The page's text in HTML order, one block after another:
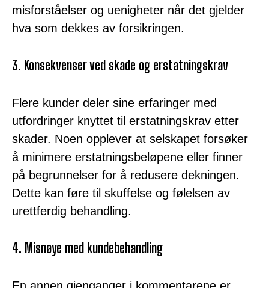
misforståelser og uenigheter når det gjelder
hva som dekkes av forsikringen.
3. Konsekvenser ved skade og erstatningskrav
Flere kunder deler sine erfaringer med
utfordringer knyttet til erstatningskrav etter
skader. Noen opplever at selskapet forsøker
å minimere erstatningsbeløpene eller finner
på begrunnelser for å redusere dekningen.
Dette kan føre til skuffelse og følelsen av
urettferdig behandling.
4. Misnøye med kundebehandling